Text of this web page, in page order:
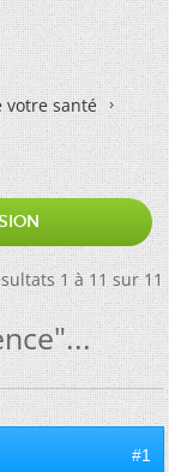
votre santé
1 à 11 sur 11
#1